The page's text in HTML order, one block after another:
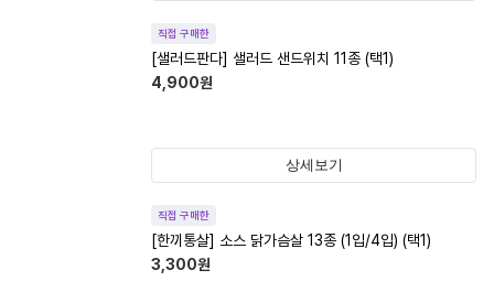
직접 구매한
[샐러드판다] 샐러드 샌드위치 11종 (택1)
4,900원
상세보기
직접 구매한
[한끼통살] 소스 닭가슴살 13종 (1입/4입) (택1)
3,300원